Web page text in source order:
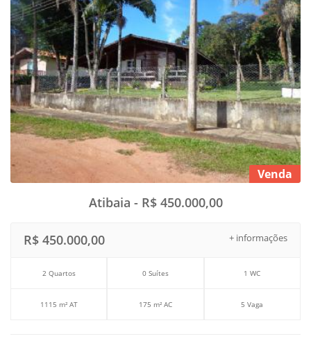
Venda
Atibaia - R$ 450.000,00
+ informações
R$ 450.000,00
2 Quartos 0 Suítes 1 WC
1115 m² AT 175 m² AC 5 Vaga